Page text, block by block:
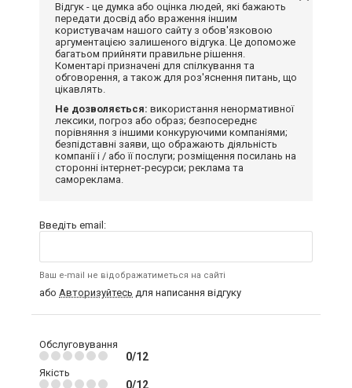
Відгук - це думка або оцінка людей, які бажають
передати досвід або враження іншим
користувачам нашого сайту з обов'язковою
аргументацією залишеного відгука. Це допоможе
багатьом прийняти правильне рішення.
Коментарі призначені для спілкування та
обговорення, а також для роз'яснення питань, що
цікавлять.
Не дозволяється: використання ненормативної
лексики, погроз або образ; безпосереднє
порівняння з іншими конкуруючими компаніями;
безпідставні заяви, що ображають діяльність
компанії і / або її послуги; розміщення посилань на
сторонні інтернет-ресурси; реклама та
самореклама.
Введіть email:
Ваш e-mail не відображатиметься на сайті
або Авторизуйтесь для написання відгуку
Обслуговування
0/12
Якість
0/12